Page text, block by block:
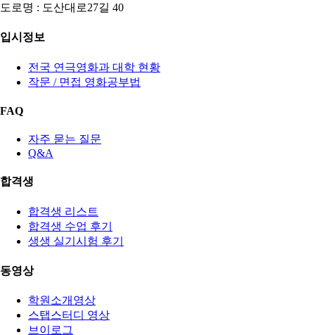
도로명 : 도산대로27길 40
입시정보
전국 연극영화과 대학 현황
작문 / 면접 영화공부법
FAQ
자주 묻는 질문
Q&A
합격생
합격생 리스트
합격생 수업 후기
생생 실기시험 후기
동영상
학원소개영상
스탭스터디 영상
브이로그